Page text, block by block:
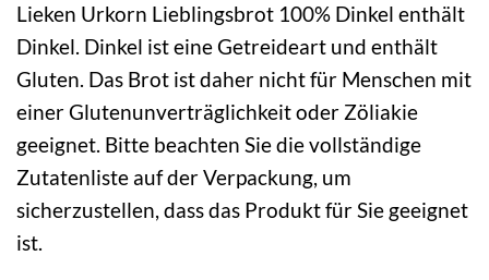
Lieken Urkorn Lieblingsbrot 100% Dinkel enthält
Dinkel. Dinkel ist eine Getreideart und enthält
Gluten. Das Brot ist daher nicht für Menschen mit
einer Glutenunverträglichkeit oder Zöliakie
geeignet. Bitte beachten Sie die vollständige
Zutatenliste auf der Verpackung, um
sicherzustellen, dass das Produkt für Sie geeignet
ist.